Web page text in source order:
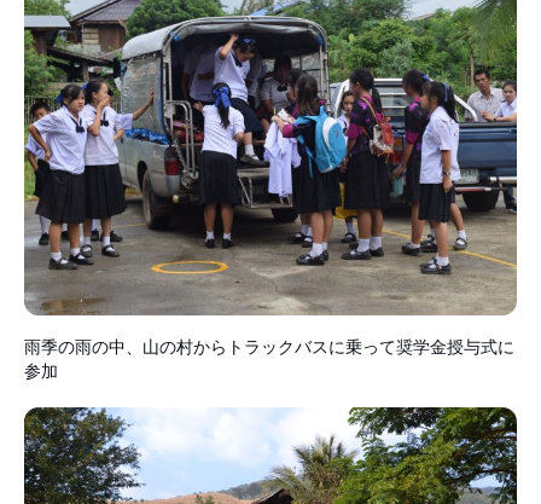
雨季の雨の中、山の村からトラックバスに乗って奨学金授与式に
参加